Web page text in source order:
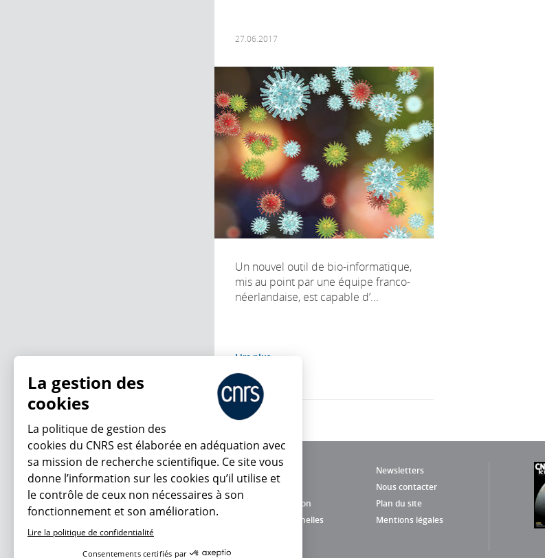
27.06.2017
Un nouvel outil de bio-informatique,
mis au point par une équipe franco-
néerlandaise, est capable d’...
Lire plus
Newsletters
Nous contacter
Charte d'utilisation
Plan du site
Données personnelles
Mentions légales
En ce moment
La gestion des
cookies
La politique de gestion des
cookies du CNRS est élaborée en adéquation avec
sa mission de recherche scientifique. Ce site vous
donne l’information sur les cookies qu’il utilise et
le contrôle de ceux non nécessaires à son
fonctionnement et son amélioration.
Lire la politique de confidentialité
Consentements certifiés par